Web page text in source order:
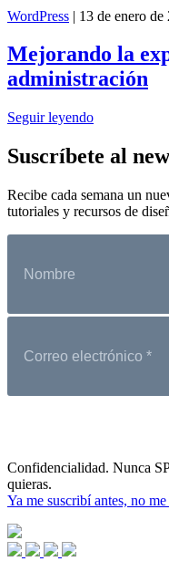
WordPress | 13 de enero de
Mejorando la
administración
Seguir leyendo
Suscríbete al
Recibe cada semana un
tutoriales y recursos de
Confidencialidad. Nunca
quieras.
Ya me suscribí antes, no me